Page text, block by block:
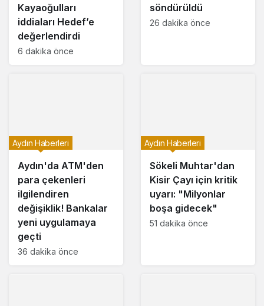
Kayaoğulları
iddiaları Hedef’e
değerlendirdi
6 dakika önce
söndürüldü
26 dakika önce
Aydın'da ATM'den
para çekenleri
ilgilendiren
değişiklik! Bankalar
yeni uygulamaya
geçti
Aydın Haberleri
36 dakika önce
Sökeli Muhtar'dan
Kisir Çayı için kritik
uyarı: "Milyonlar
boşa gidecek"
Aydın Haberleri
51 dakika önce